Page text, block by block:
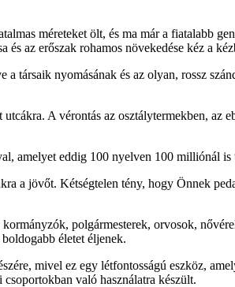
méreteket ölt, és ma már a fiatalabb
az erőszak rohamos növekedése kéz a
társaik nyomásának és az olyan, rossz
A vérontás az osztálytermekben, az
amelyet eddig 100 nyelven 100 milliónál is
a jövőt. Kétségtelen tény, hogy Önnek
polgármesterek, orvosok,
életet éljenek.
mivel ez egy létfontosságú eszköz,
való használatra készült.